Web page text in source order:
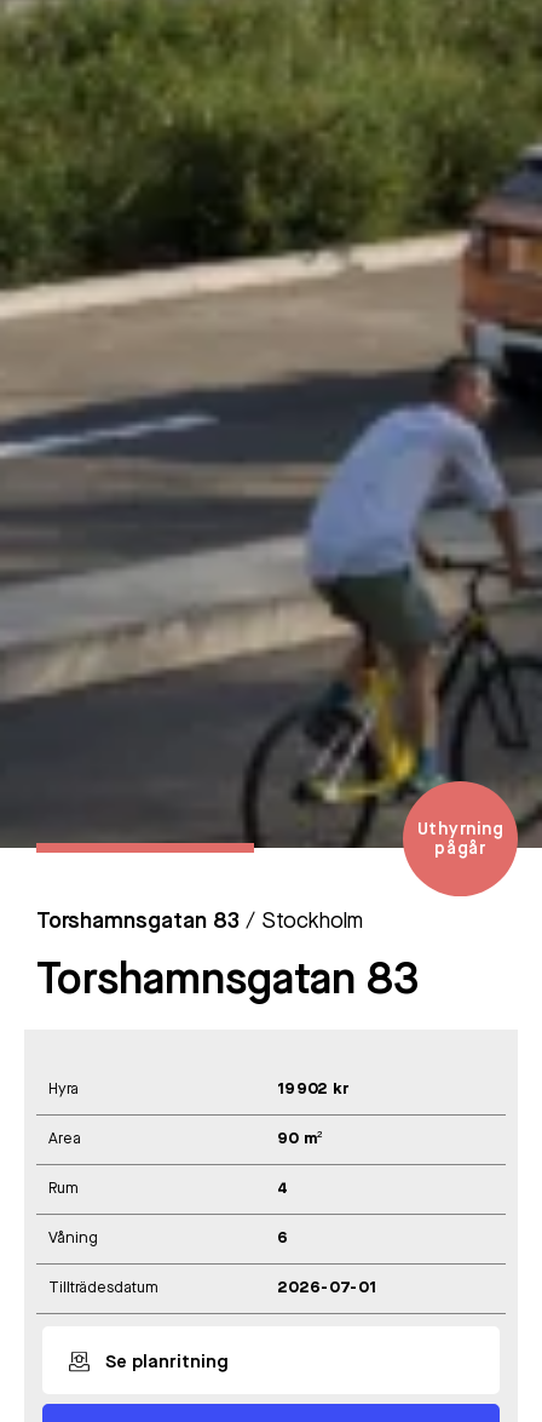
Uthyrning
pågår
Hyra 19902 kr
Area 90 m²
Rum 4
Våning 6
Tillträdesdatum 2026-07-01
Se planritning
Torshamnsgatan 83 / Stockholm
Torshamnsgatan 83